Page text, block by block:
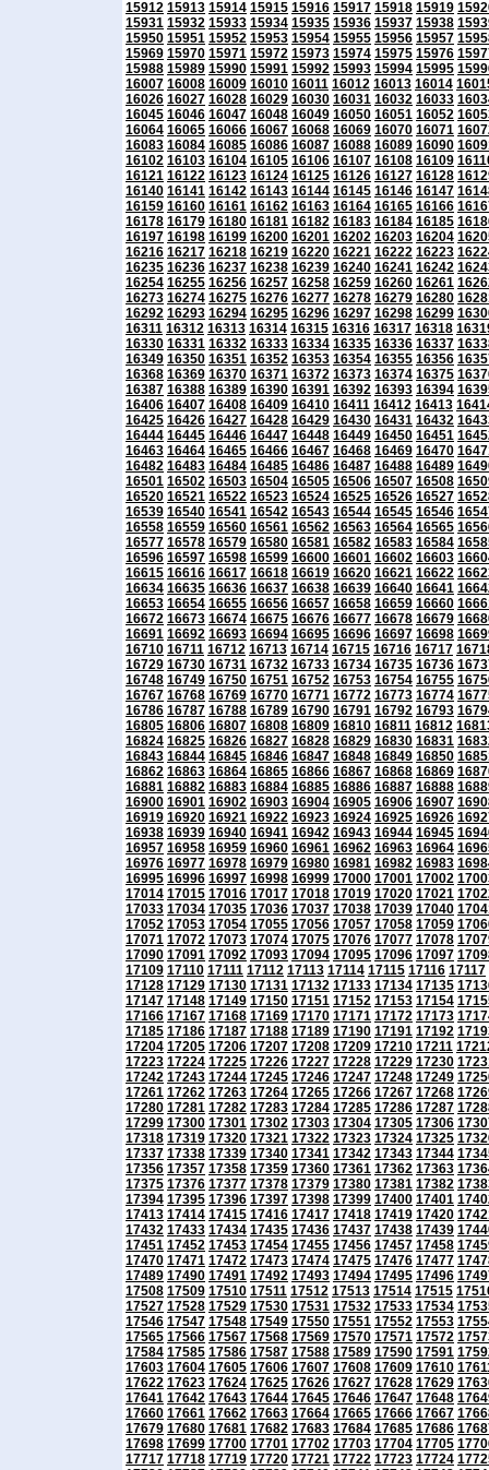
15912 15913 15914 15915 15916 15917 15918 15919
15931 15932 15933 15934 15935 15936 15937 15938
15950 15951 15952 15953 15954 15955 15956 15957
15969 15970 15971 15972 15973 15974 15975 15976
15988 15989 15990 15991 15992 15993 15994 15995
16007 16008 16009 16010 16011 16012 16013 16014
16026 16027 16028 16029 16030 16031 16032 16033
16045 16046 16047 16048 16049 16050 16051 16052
16064 16065 16066 16067 16068 16069 16070 16071
16083 16084 16085 16086 16087 16088 16089 16090
16102 16103 16104 16105 16106 16107 16108 16109
16121 16122 16123 16124 16125 16126 16127 16128
16140 16141 16142 16143 16144 16145 16146 16147
16159 16160 16161 16162 16163 16164 16165 16166
16178 16179 16180 16181 16182 16183 16184 16185
16197 16198 16199 16200 16201 16202 16203 16204
16216 16217 16218 16219 16220 16221 16222 16223
16235 16236 16237 16238 16239 16240 16241 16242
16254 16255 16256 16257 16258 16259 16260 16261
16273 16274 16275 16276 16277 16278 16279 16280
16292 16293 16294 16295 16296 16297 16298 16299
16311 16312 16313 16314 16315 16316 16317 16318
16330 16331 16332 16333 16334 16335 16336 16337
16349 16350 16351 16352 16353 16354 16355 16356
16368 16369 16370 16371 16372 16373 16374 16375
16387 16388 16389 16390 16391 16392 16393 16394
16406 16407 16408 16409 16410 16411 16412 16413
16425 16426 16427 16428 16429 16430 16431 16432
16444 16445 16446 16447 16448 16449 16450 16451
16463 16464 16465 16466 16467 16468 16469 16470
16482 16483 16484 16485 16486 16487 16488 16489
16501 16502 16503 16504 16505 16506 16507 16508
16520 16521 16522 16523 16524 16525 16526 16527
16539 16540 16541 16542 16543 16544 16545 16546
16558 16559 16560 16561 16562 16563 16564 16565
16577 16578 16579 16580 16581 16582 16583 16584
16596 16597 16598 16599 16600 16601 16602 16603
16615 16616 16617 16618 16619 16620 16621 16622
16634 16635 16636 16637 16638 16639 16640 16641
16653 16654 16655 16656 16657 16658 16659 16660
16672 16673 16674 16675 16676 16677 16678 16679
16691 16692 16693 16694 16695 16696 16697 16698
16710 16711 16712 16713 16714 16715 16716 16717
16729 16730 16731 16732 16733 16734 16735 16736
16748 16749 16750 16751 16752 16753 16754 16755
16767 16768 16769 16770 16771 16772 16773 16774
16786 16787 16788 16789 16790 16791 16792 16793
16805 16806 16807 16808 16809 16810 16811 16812
16824 16825 16826 16827 16828 16829 16830 16831
16843 16844 16845 16846 16847 16848 16849 16850
16862 16863 16864 16865 16866 16867 16868 16869
16881 16882 16883 16884 16885 16886 16887 16888
16900 16901 16902 16903 16904 16905 16906 16907
16919 16920 16921 16922 16923 16924 16925 16926
16938 16939 16940 16941 16942 16943 16944 16945
16957 16958 16959 16960 16961 16962 16963 16964
16976 16977 16978 16979 16980 16981 16982 16983
16995 16996 16997 16998 16999 17000 17001 17002
17014 17015 17016 17017 17018 17019 17020 17021
17033 17034 17035 17036 17037 17038 17039 17040
17052 17053 17054 17055 17056 17057 17058 17059
17071 17072 17073 17074 17075 17076 17077 17078
17090 17091 17092 17093 17094 17095 17096 17097
17109 17110 17111 17112 17113 17114 17115 17116 17117
17128 17129 17130 17131 17132 17133 17134 17135
17147 17148 17149 17150 17151 17152 17153 17154
17166 17167 17168 17169 17170 17171 17172 17173
17185 17186 17187 17188 17189 17190 17191 17192
17204 17205 17206 17207 17208 17209 17210 17211
17223 17224 17225 17226 17227 17228 17229 17230
17242 17243 17244 17245 17246 17247 17248 17249
17261 17262 17263 17264 17265 17266 17267 17268
17280 17281 17282 17283 17284 17285 17286 17287
17299 17300 17301 17302 17303 17304 17305 17306
17318 17319 17320 17321 17322 17323 17324 17325
17337 17338 17339 17340 17341 17342 17343 17344
17356 17357 17358 17359 17360 17361 17362 17363
17375 17376 17377 17378 17379 17380 17381 17382
17394 17395 17396 17397 17398 17399 17400 17401
17413 17414 17415 17416 17417 17418 17419 17420
17432 17433 17434 17435 17436 17437 17438 17439
17451 17452 17453 17454 17455 17456 17457 17458
17470 17471 17472 17473 17474 17475 17476 17477
17489 17490 17491 17492 17493 17494 17495 17496
17508 17509 17510 17511 17512 17513 17514 17515
17527 17528 17529 17530 17531 17532 17533 17534
17546 17547 17548 17549 17550 17551 17552 17553
17565 17566 17567 17568 17569 17570 17571 17572
17584 17585 17586 17587 17588 17589 17590 17591
17603 17604 17605 17606 17607 17608 17609 17610
17622 17623 17624 17625 17626 17627 17628 17629
17641 17642 17643 17644 17645 17646 17647 17648
17660 17661 17662 17663 17664 17665 17666 17667
17679 17680 17681 17682 17683 17684 17685 17686
17698 17699 17700 17701 17702 17703 17704 17705
17717 17718 17719 17720 17721 17722 17723 17724